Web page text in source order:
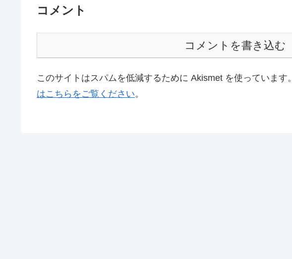
コメント
コメントを書き込む
このサイトはスパムを低減するために Akismet を使っています。
はこちらをご覧ください。